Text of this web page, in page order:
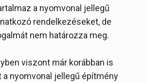
a nyomvonal jellegű
rendelkezéseket, de
nem határozza meg.
viszont már korábban is
a nyomvonal jellegű építmény